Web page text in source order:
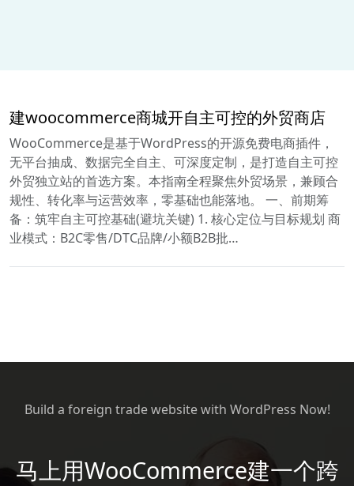
建woocommerce商城开自主可控的外贸商店
WooCommerce是基于WordPress的开源免费电商插件，
无平台抽成、数据完全自主、可深度定制，是打造自主可控
外贸独立站的首选方案。本指南全程聚焦外贸场景，兼顾合
规性、转化率与运营效率，零基础也能落地。 一、前期筹
备：筑牢自主可控基础(避坑关键) 1. 核心定位与目标规划 商
业模式：B2C零售/DTC品牌/小额B2B批…
Build a foreign trade website with WordPress Now!
马上用WooCommerce建一个跨